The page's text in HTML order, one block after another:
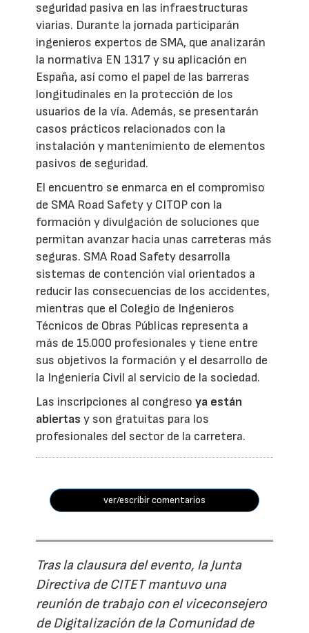
seguridad pasiva en las infraestructuras
viarias. Durante la jornada participarán
ingenieros expertos de SMA, que analizarán
la normativa EN 1317 y su aplicación en
España, así como el papel de las barreras
longitudinales en la protección de los
usuarios de la vía. Además, se presentarán
casos prácticos relacionados con la
instalación y mantenimiento de elementos
pasivos de seguridad.
El encuentro se enmarca en el compromiso
de SMA Road Safety y CITOP con la
formación y divulgación de soluciones que
permitan avanzar hacia unas carreteras más
seguras. SMA Road Safety desarrolla
sistemas de contención vial orientados a
reducir las consecuencias de los accidentes,
mientras que el Colegio de Ingenieros
Técnicos de Obras Públicas representa a
más de 15.000 profesionales y tiene entre
sus objetivos la formación y el desarrollo de
la Ingeniería Civil al servicio de la sociedad.
Las inscripciones al congresoya están
abiertas y son gratuitas para los
profesionales del sector de la carretera.
ver/escribir comentarios
Tras la clausura del evento, la Junta
Directiva de CITET mantuvo una
reunión de trabajo con el viceconsejero
de Digitalización de la Comunidad de